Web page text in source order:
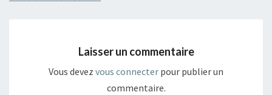
Laisser un commentaire
Vous devez vous connecter pour publier un
commentaire.